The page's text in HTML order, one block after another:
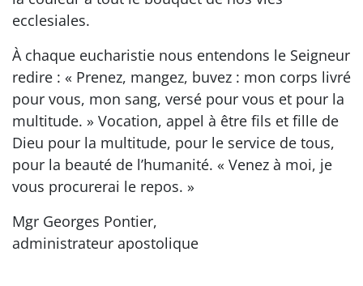
ecclesiales.
À chaque eucharistie nous entendons le Seigneur
redire : « Prenez, mangez, buvez : mon corps livré
pour vous, mon sang, versé pour vous et pour la
multitude. » Vocation, appel à être fils et fille de
Dieu pour la multitude, pour le service de tous,
pour la beauté de l’humanité. « Venez à moi, je
vous procurerai le repos. »
Mgr Georges Pontier,
administrateur apostolique